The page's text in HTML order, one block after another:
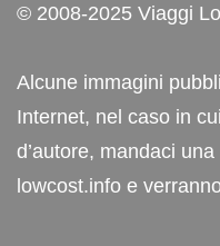
© 2008-2025 Viaggi
Alcune immagini
Internet, nel caso in
d’autore, mandaci
lowcost.info e